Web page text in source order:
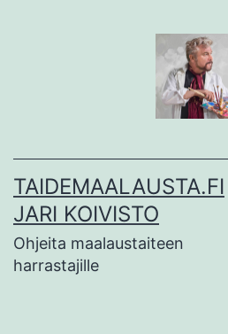
TAIDEMAALAUSTA.FI
JARI KOIVISTO
Ohjeita maalaustaiteen
harrastajille